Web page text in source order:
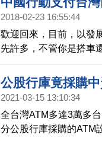
多標示都有兩種語言，
灣銀行表示，台銀積極
將達到107家。
2018-02-23 16:55:44
歡迎回來，目前，以發
先許多，不管你是搭車
要透過手機，就可以支
支付發展，真的很落後
幹部，用自己的親身經
公股行庫竟採購
處理
2021-03-15 13:10:34
全台灣ATM多達3萬多
分公股行庫採購的ATM